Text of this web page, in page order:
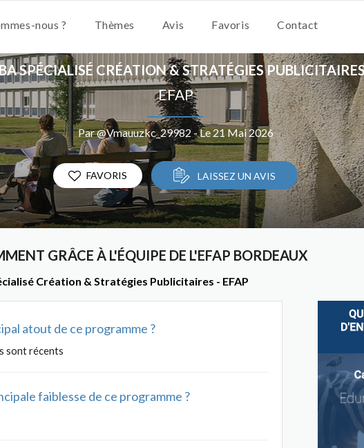
nous ? Thèmes Avis Favoris Contact
SPÉCIALISÉ CRÉATION & STRATÉGIES
EFAP
Par @Vmauuzkc_29982 - Le 21 Mai 2026
FAVORIS LAISSEZ UN AVIS
GRÂCE À L'ÉQUIPE DE L'EFAP BORDEAUX
Création & Stratégies Publicitaires - EFAP
atout de ce programme ?
sont récents
faiblesse de ce programme ?